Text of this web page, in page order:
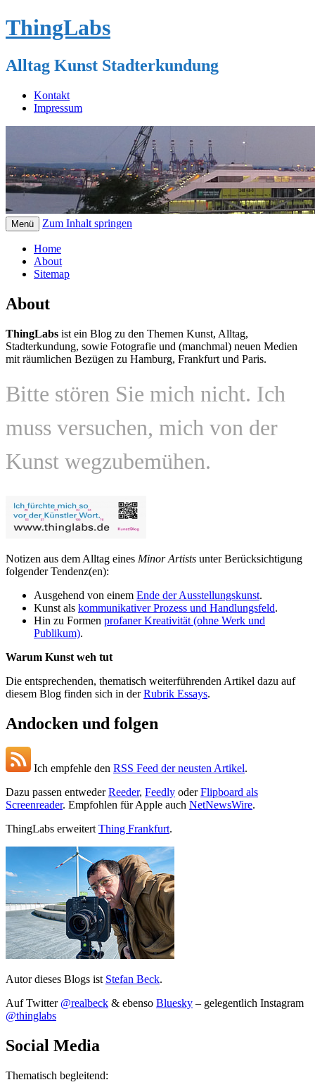
ThingLabs
Alltag Kunst Stadterkundung
Kontakt
Impressum
Menü Zum Inhalt springen
Home
About
Sitemap
About
ThingLabs ist ein Blog zu den Themen Kunst, Alltag,
Stadterkundung, sowie Fotografie und (manchmal) neuen Medien
mit räumlichen Bezügen zu Hamburg, Frankfurt und Paris.
Bitte stören Sie mich nicht. Ich
muss versuchen, mich von der
Kunst wegzubemühen.
Notizen aus dem Alltag eines Minor Artists unter Berücksichtigung
folgender Tendenz(en):
Ausgehend von einem Ende der Ausstellungskunst.
Kunst als kommunikativer Prozess und Handlungsfeld.
Hin zu Formen profaner Kreativität (ohne Werk und
Publikum).
Warum Kunst weh tut
Die entsprechenden, thematisch weiterführenden Artikel dazu auf
diesem Blog finden sich in derRubrik Essays.
Andocken und folgen
Ich empfehle den RSS Feed der neusten Artikel.
Dazu passen entwederReeder, Feedly oderFlipboard als
Screenreader. Empfohlen für Apple auch NetNewsWire.
ThingLabs erweitertThing Frankfurt.
Autor dieses Blogs ist Stefan Beck.
Auf Twitter @realbeck & ebenso Bluesky – gelegentlich Instagram
@thinglabs
Social Media
Thematisch begleitend: